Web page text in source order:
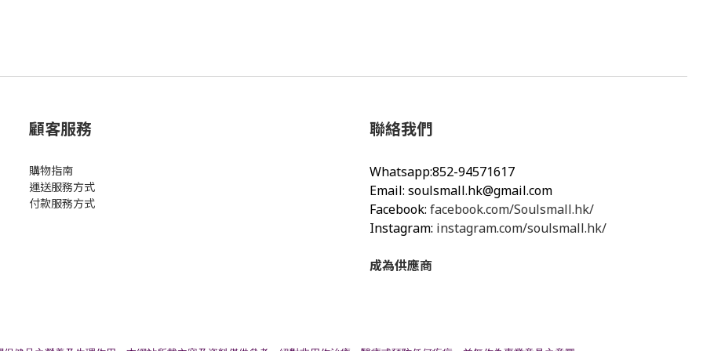
顧客服務
購物指南
運送服務方式
付款服務方式
聯絡我們
Whatsapp:852-94571617
Email: soulsmall.hk@gmail.com
Facebook: facebook.com/Soulsmall.hk/
Instagram: instagram.com/soulsmall.hk/
成為供應商